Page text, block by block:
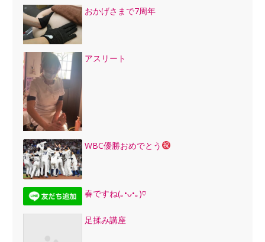
おかげさまで7周年
アスリート
WBC優勝おめでとう
春ですね(｡•ᴗ•｡)♡
足揉み講座